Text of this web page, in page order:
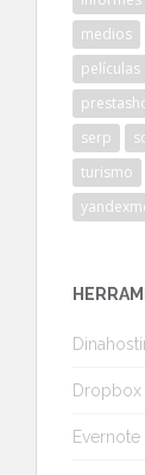
medios
películas
serp
turismo
Dropbox
Evernote